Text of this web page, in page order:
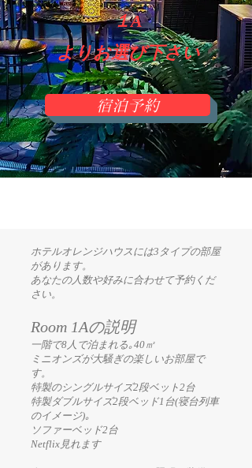
１A
​よりお選び下さい
宿泊予約
ホテルオレンジハウスには3タイプの部屋
があります。
あなたの人数や好みに合わせて予約くだ
さい。
Room 1Aの説明
一階で8人で泊まれる｡40㎡
ミニオンズが大騒ぎの楽しいお部屋で
す。
特製のシングルサイズ2段ベット2台
特製ダブルサイズ2段ベッド1台(寝台列車
のイメージ)｡
ソファーベッド2台
Netflix見れます